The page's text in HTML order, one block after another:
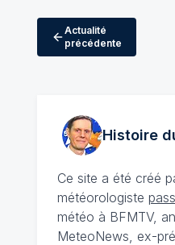
Actualité
précédente
Histoire
Ce site a été créé
météorologiste
météo à BFMTV,
MeteoNews, ex-